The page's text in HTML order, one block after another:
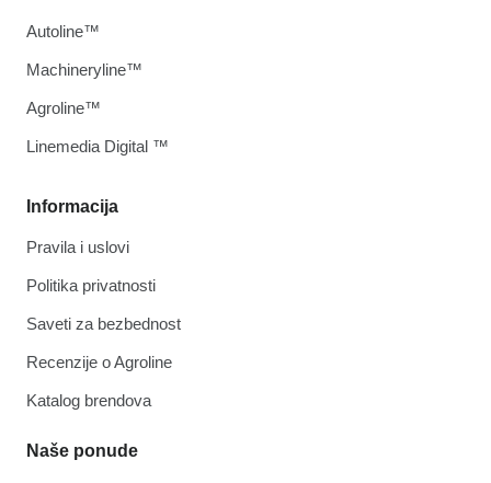
Informacija
Pravila i uslovi
Politika privatnosti
Saveti za bezbednost
Recenzije o Agroline
Katalog brendova
Naše ponude
Autoline™
Machineryline™
Agroline™
Linemedia Digital ™